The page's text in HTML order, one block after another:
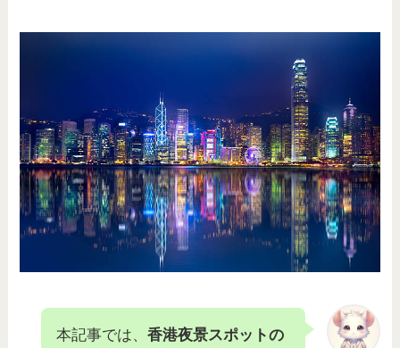
本記事では、香港夜景スポットの